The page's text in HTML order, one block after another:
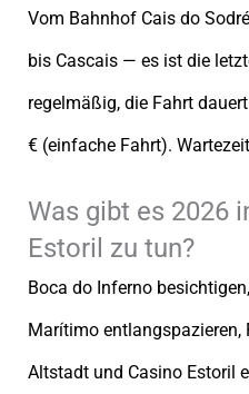
Vom Bahnhof Cais do
bis Cascais — es ist die
regelmäßig, die Fahrt
€ (einfache Fahrt).
Was gibt es 2026
Estoril zu tun?
Boca do Inferno
Marítimo entlangspazieren,
Altstadt und Casino Estoril